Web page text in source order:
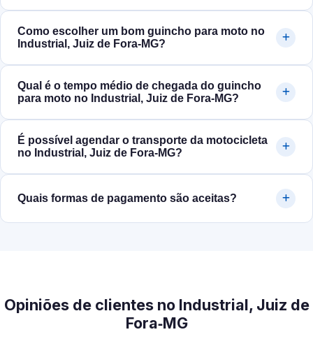
Como escolher um bom guincho para moto no
Industrial, Juiz de Fora‑MG?
Qual é o tempo médio de chegada do guincho
para moto no Industrial, Juiz de Fora‑MG?
É possível agendar o transporte da motocicleta
no Industrial, Juiz de Fora‑MG?
Quais formas de pagamento são aceitas?
Opiniões de clientes no Industrial, Juiz de
Fora‑MG